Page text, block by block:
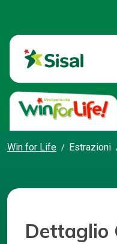
Win for Life Estrazioni
Dettaglio